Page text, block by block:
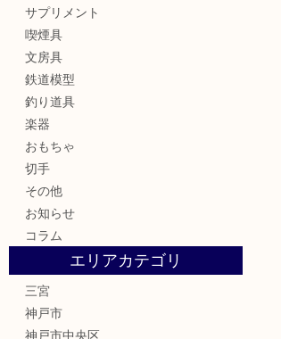
サプリメント
喫煙具
文房具
鉄道模型
釣り道具
楽器
おもちゃ
切手
その他
お知らせ
コラム
エリアカテゴリ
三宮
神戸市
神戸市中央区